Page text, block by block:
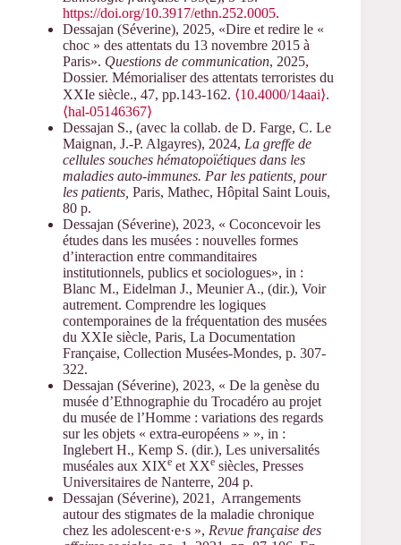
https://doi.org/10.3917/ethn.252.0005.
Dessajan (Séverine), 2025, «Dire et redire le «
choc » des attentats du 13 novembre 2015 à
Paris». Questions de communication, 2025,
Dossier. Mémorialiser des attentats terroristes du
XXIe siècle., 47, pp.143-162. ⟨10.4000/14aai⟩.
⟨hal-05146367⟩
Dessajan S., (avec la collab. de D. Farge, C. Le
Maignan, J.-P. Algayres), 2024, La greffe de
cellules souches hématopoïétiques dans les
maladies auto-immunes. Par les patients, pour
les patients, Paris, Mathec, Hôpital Saint Louis,
80 p.
Dessajan (Séverine), 2023, « Coconcevoir les
études dans les musées : nouvelles formes
d’interaction entre commanditaires
institutionnels, publics et sociologues», in :
Blanc M., Eidelman J., Meunier A., (dir.), Voir
autrement. Comprendre les logiques
contemporaines de la fréquentation des musées
du XXIe siècle, Paris, La Documentation
Française, Collection Musées-Mondes, p. 307-
322.
Dessajan (Séverine), 2023, « De la genèse du
musée d’Ethnographie du Trocadéro au projet
du musée de l’Homme : variations des regards
sur les objets « extra-européens » », in :
Inglebert H., Kemp S. (dir.), Les universalités
muséales aux XIXe et XXe siècles, Presses
Universitaires de Nanterre, 204 p.
Dessajan (Séverine), 2021, Arrangements
autour des stigmates de la maladie chronique
chez les adolescent·e·s », Revue française des